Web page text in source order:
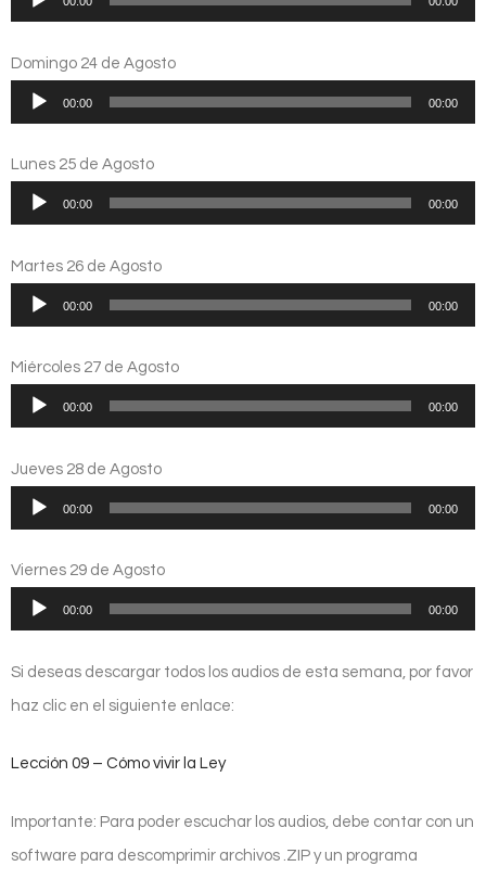
audio
Domingo 24 de Agosto
Reproductor
audio
00:00 00:00
Lunes 25 de Agosto
Reproductor
audio
00:00 00:00
Martes 26 de Agosto
Reproductor
audio
00:00 00:00
Miércoles 27 de Agosto
Reproductor
audio
00:00 00:00
Jueves 28 de Agosto
Reproductor
audio
00:00 00:00
Viernes 29 de Agosto
Reproductor
audio
00:00 00:00
Si deseas descargar todos los audios de esta semana, por favor
haz clic en el siguiente enlace:
Lección 09 – Cómo vivir la Ley
Importante: Para poder escuchar los audios, debe contar con un
software para descomprimir archivos .ZIP y un programa